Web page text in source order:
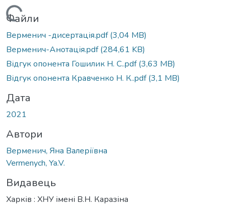
Вантажиться...
Файли
Верменич -дисертація.pdf(3,04 MB)
Верменич-Анотація.pdf(284,61 KB)
Відгук опонента Гошилик Н. С..pdf(3,63 MB)
Відгук опонента Кравченко Н. К..pdf(3,1 MB)
Дата
2021
Автори
Верменич, Яна Валеріївна
Vermenych, Ya.V.
Видавець
Харків : ХНУ імені В.Н. Каразіна